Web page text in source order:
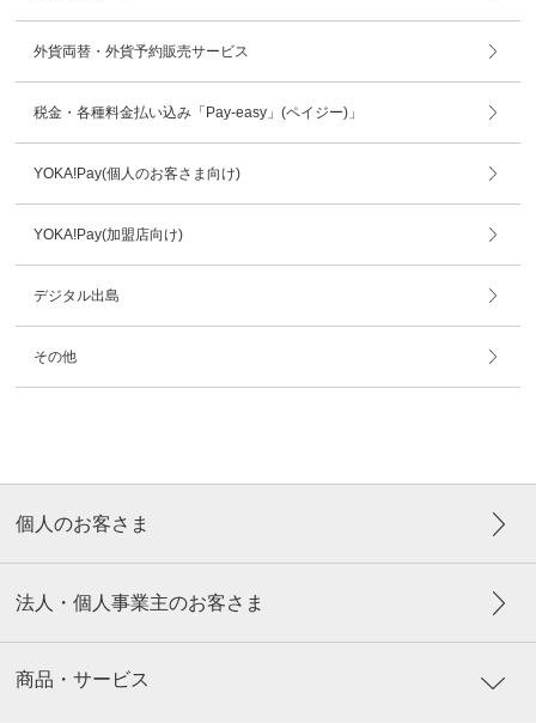
外貨両替・外貨予約販売サービス
税金・各種料金払い込み「Pay-easy」(ペイジー)」
YOKA!Pay(個人のお客さま向け)
YOKA!Pay(加盟店向け)
デジタル出島
その他
個人のお客さま
法人・個人事業主のお客さま
商品・サービス